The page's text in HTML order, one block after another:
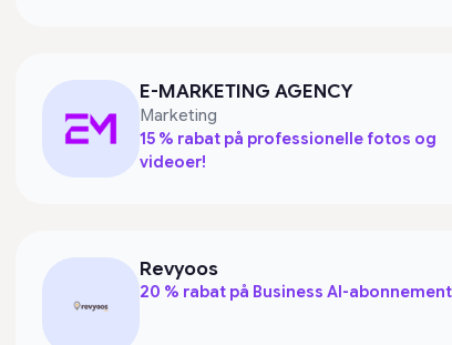
E-MARKETING AGENCY
Marketing
15 % rabat på professionelle fotos og
videoer!
Revyoos
20 % rabat på Business AI-